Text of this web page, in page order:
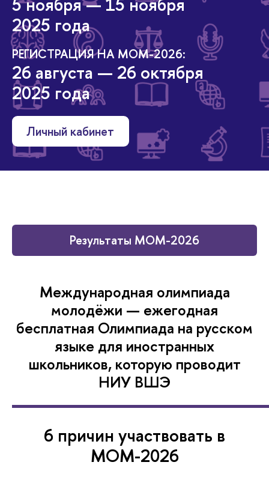
2025 года
РЕГИСТРАЦИЯ НА МОМ-2026:
26 августа — 26 октября
2025 года
Личный кабинет
Результаты МОМ-2026
Международная олимпиада
молодёжи — ежегодная
бесплатная Олимпиада на русском
языке для иностранных
школьников, которую проводит
НИУ ВШЭ
6 причин участвовать в
МОМ-2026